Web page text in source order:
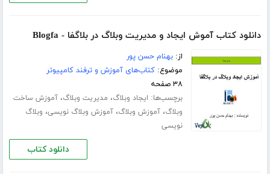
دانلود کتاب آموش ایجاد و مدیریت وبلاگ در بلاگفا - Blogfa
از:بهنام حسن پور
موضوع:کتاب‌های آموزش و ترفند کامپیوتر
۳۸ صفحه
برچسب‌ها: ایجاد وبلاگ، مدیریت وبلاگ،آموزش ساخت
وبلاگ،آموزش وبلاگ،آموزش وبلاگ نویسی، وبلاگ
نویسی
دانلود کتاب